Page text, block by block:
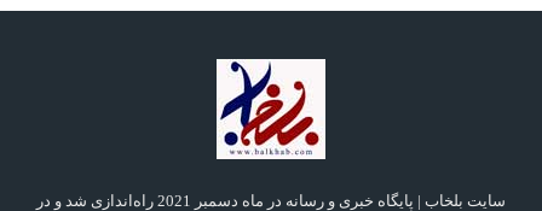
سایت بلخاب | پایگاه خبری و رسانه در ماه دسمبر 2021 راه‌اندازی شد و در